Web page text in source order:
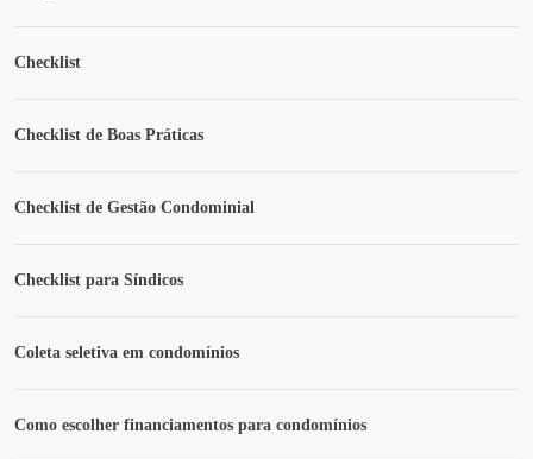
Checklist
Checklist de Boas Práticas
Checklist de Gestão Condominial
Checklist para Síndicos
Coleta seletiva em condomínios
Como escolher financiamentos para condomínios